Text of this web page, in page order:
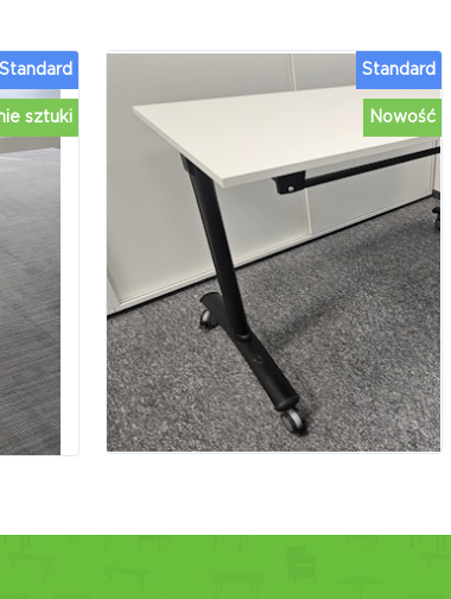
sztuki
Standard
Nowość
Standard